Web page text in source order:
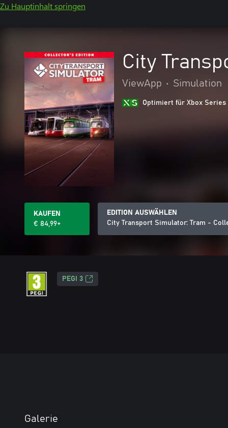
Zu Hauptinhalt springen
City
ViewApp • Simulation
Optimiert für Xbox Series
KAUFEN
€ 84,99+
EDITION AUSWÄHLEN
City Transport Simulator: Tram -
PEGI 3
Galerie